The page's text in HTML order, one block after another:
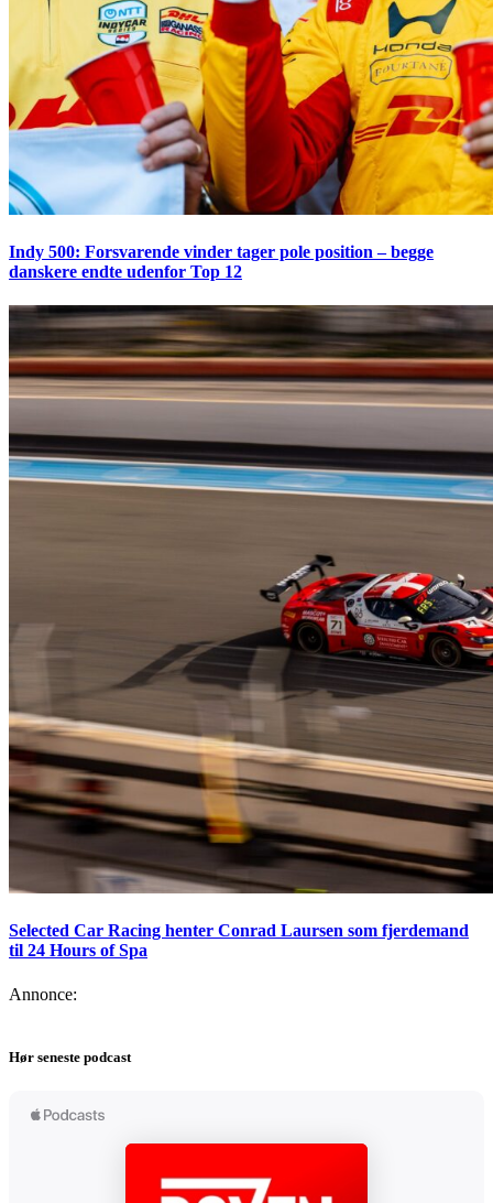
Indy 500: Forsvarende vinder tager pole position – begge
danskere endte udenfor Top 12
Selected Car Racing henter Conrad Laursen som fjerdemand
til 24 Hours of Spa
Annonce:
Hør seneste podcast